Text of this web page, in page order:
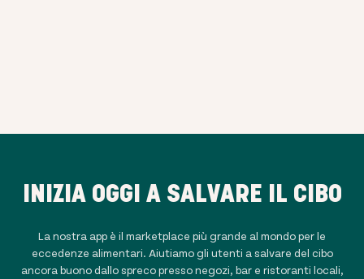
INIZIA OGGI A SALVARE IL CIBO
La nostra app è il marketplace più grande al mondo per le
eccedenze alimentari. Aiutiamo gli utenti a salvare del cibo
ancora buono dallo spreco presso negozi, bar e ristoranti locali,